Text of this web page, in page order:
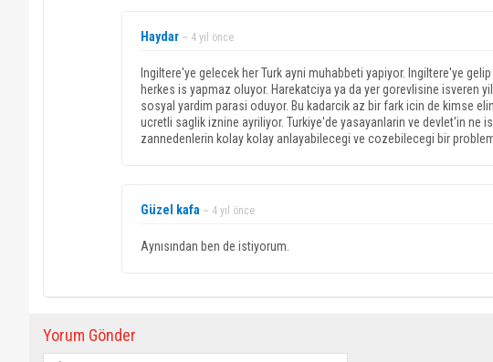
Haydar ~ 4 yıl önce
Ingiltere'ye gelecek her Turk ayni muhabbeti yapiyor. Ingiltere'ye
herkes is yapmaz oluyor. Harekatciya ya da yer gorevlisine isveren
sosyal yardim parasi oduyor. Bu kadarcik az bir fark icin de kimse
ucretli saglik iznine ayriliyor. Turkiye'de yasayanlarin ve devlet'in ne
zannedenlerin kolay kolay anlayabilecegi ve cozebilecegi bir
Güzel kafa ~ 4 yıl önce
Aynısından ben de istiyorum.
Yorum Gönder